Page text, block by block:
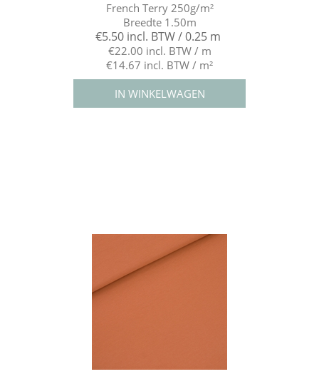
French Terry 250g/m²
Breedte 1.50m
€5.50 incl. BTW / 0.25 m
€22.00 incl. BTW / m
€14.67 incl. BTW / m²